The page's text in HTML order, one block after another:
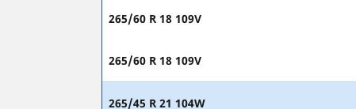
265/60 R 18 109V
265/60 R 18 109V
265/45 R 21 104W